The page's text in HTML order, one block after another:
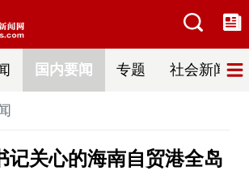
国内要闻 专题 社会新闻
记关心的海南自贸港全岛